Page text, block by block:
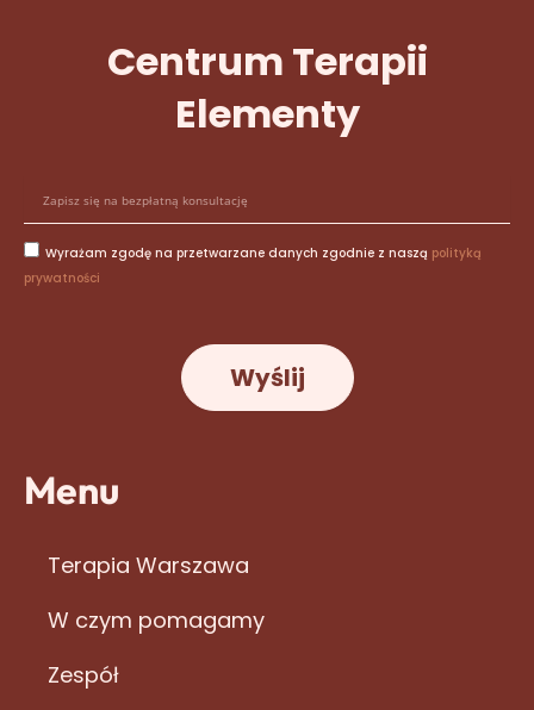
Centrum Terapii
Elementy
a
i
Wyrażam zgodę na przetwarzane danych zgodnie z naszą polityką
prywatności
Wyślij
Menu
Terapia Warszawa
W czym pomagamy
Zespół